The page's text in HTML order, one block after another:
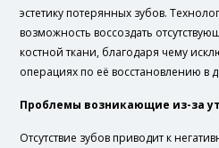
эстетику потерянных зубов.
возможность воссоздать
костной ткани, благодаря чему
операциях по её восстановлению в
Проблемы возникающие из-за
Отсутствие зубов приводит к